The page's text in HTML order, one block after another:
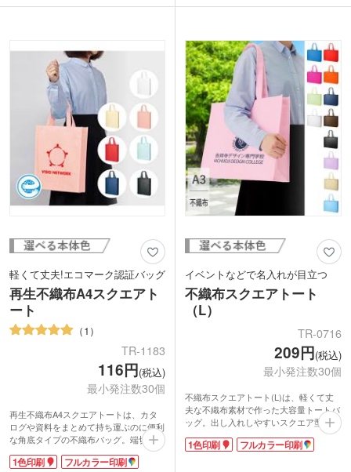
ジ・ワインレッド・ネイビー・ダークグ
面ファスナー式のフラップが付いていま
とができます。
カラーは豊富な11色展開。展示会での資
料配布にはもちろん、ファンクラブや同
人グッズなどの作成にもおすすめです。
名入れは1色の他にフルカラー印刷にも
対応しており、思い通りのデザインでよ
りオリジナリティあふれるバッグに仕上
がります。
軽くて丈夫!エコマーク認証バッグ
再生不織布A4スクエアト
ート
1
TR-1183
116円(税込)
最小発注数30個
再生不織布A4スクエアトートは、カタ
ログや資料をまとめて持ち運ぶのに便利
な角底タイプの不織布バッグ。端切れな
どを再利用した環境に優しい「再生不織
布」で作られています。再生素材を
1色印刷 フルカラー印刷
イベントなどで名入れが目立つ
不織布スクエアトート
（L）
TR-0716
209円(税込)
最小発注数30個
不織布スクエアトート(L)は、軽くて丈
夫な不織布素材で作った大容量トートバ
ッグ。出し入れしやすいスクエア型で、
A3書類や雑誌などもたっぷり入る収納
力。印刷面も広く取れるので、名入れが
1色印刷 フルカラー印刷